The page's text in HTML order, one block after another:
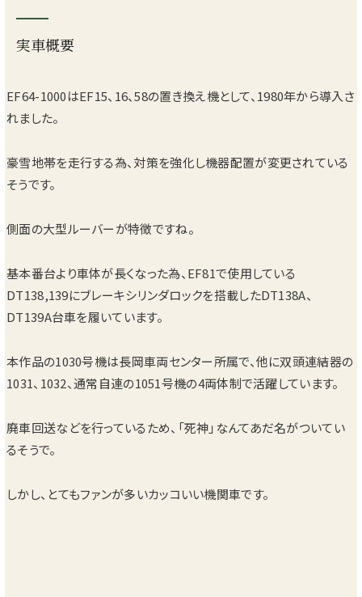
実車概要
EF64-1000はEF15、16、58の置き換え機として、1980年から導入さ
れました。
豪雪地帯を走行する為、対策を強化し機器配置が変更されている
そうです。
側面の大型ルーバーが特徴ですね。
基本番台より車体が長くなった為、EF81で使用している
DT138,139にブレーキシリンダロックを搭載したDT138A、
DT139A台車を履いています。
本作品の1030号機は長岡車両センター所属で、他に双頭連結器の
1031、1032、通常自連の1051号機の4両体制で活躍しています。
廃車回送などを行っているため、「死神」なんてあだ名がついてい
るそうで。
しかし、とてもファンが多いカッコいい機関車です。